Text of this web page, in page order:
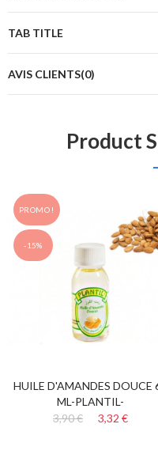
TAB TITLE
AVIS CLIENTS(0)
Product
PROMO !
-15%
HUILE D'AMANDES DOUCE
ML-PLANTIL-
3,90 €
3,32 €